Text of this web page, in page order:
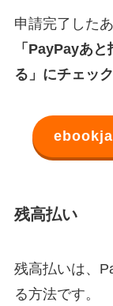
申請完了した
「PayPayあ
る」にチェック
残高払い
残高払いは、
る方法です。